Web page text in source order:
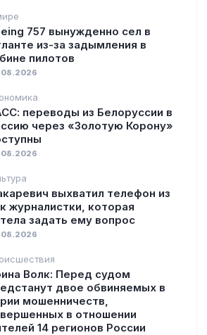
757 вынужденно сел в
из-за задымления в
пилотов
переводы из Белоруссии в
через «Золотую Корону»
выхватил телефон из
журналистки, которая
задать ему вопрос
Волк: Перед судом
двое обвиняемых в
мошенничеств,
в отношении
14 регионов России